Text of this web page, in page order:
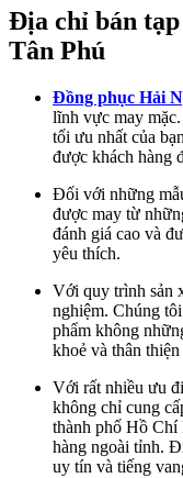
Địa chỉ bán
Tân Phú
Đồng phục Hải
lĩnh vực may
tối ưu nhất của
được khách hàng
Đối với những
được may từ
đánh giá cao và
yêu thích.
Với quy trình sản
nghiệm. Chúng
phẩm không
khoẻ và thân
Với rất nhiều ưu
không chỉ cung
thành phố Hồ Chí
hàng ngoài tỉnh.
uy tín và tiếng